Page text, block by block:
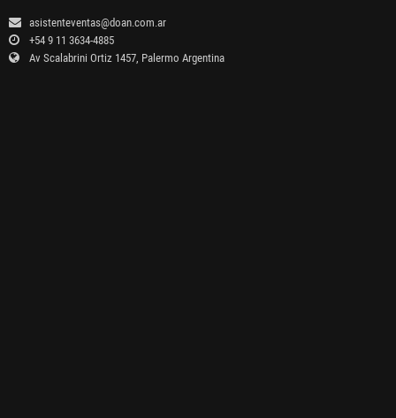
asistenteventas@doan.com.ar
+54 9 11 3634-4885
Av Scalabrini Ortiz 1457, Palermo Argentina